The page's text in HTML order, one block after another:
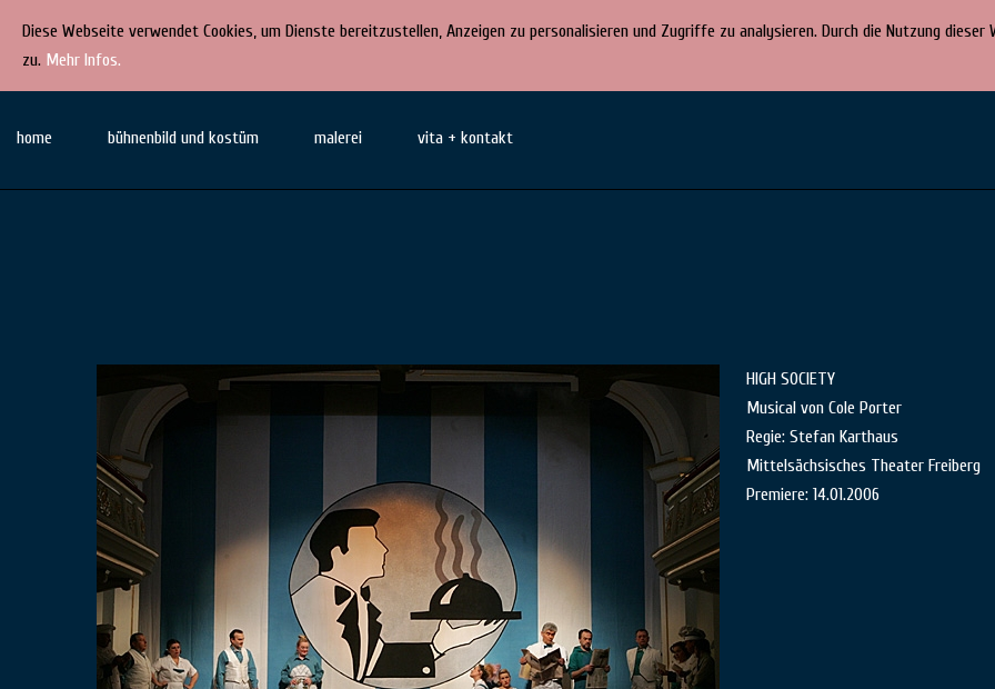
zumSTEPHAN
· kostüm ·
home bühnenbild und kostüm malerei vita + kontakt
HIGH SOCIETY
Musical von Cole Porter
Regie: Stefan Karthaus
Mittelsächsisches Theater Freiberg
Premiere: 14.01.2006
Diese Webseite verwendet Cookies, um Dienste bereitzustellen, Anzeigen zu personalisieren und Zugriffe zu analysieren. Durch die Nutzung
zu. Mehr Infos.